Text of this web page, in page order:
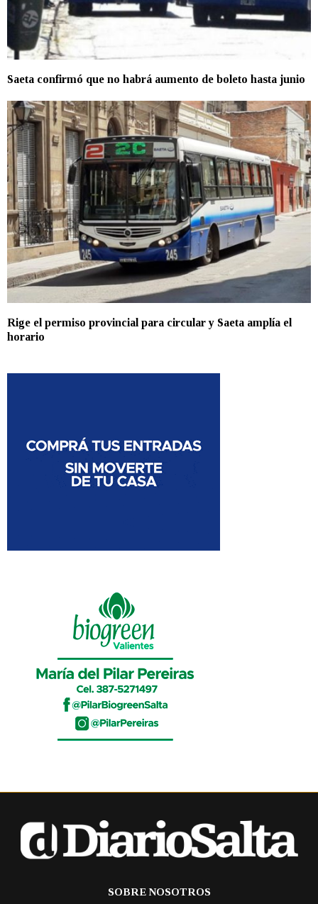
Saeta confirmó que no habrá aumento de boleto hasta junio
Rige el permiso provincial para circular y Saeta amplía el
horario
SOBRE NOSOTROS